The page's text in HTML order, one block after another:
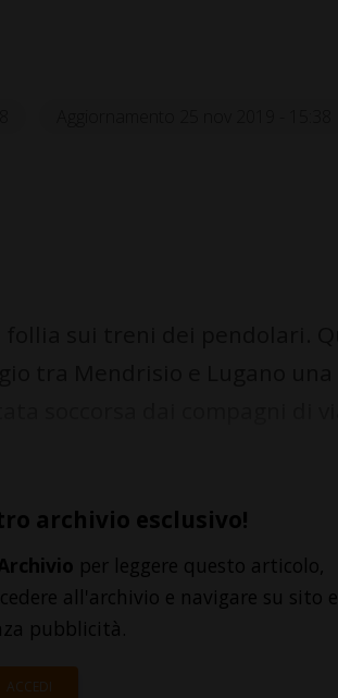
archivio esclusivo!
per leggere questo articolo,
all'archivio e navigare su sito e
pubblicità.
ACCEDI